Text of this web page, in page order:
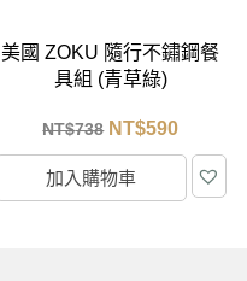
美國 ZOKU 隨行不鏽鋼餐
具組 (青草綠)
NT$738 NT$590
加入購物車